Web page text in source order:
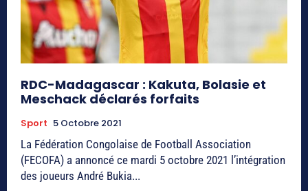
RDC-Madagascar : Kakuta, Bolasie et
Meschack déclarés forfaits
Sport 5 Octobre 2021
La Fédération Congolaise de Football Association
(FECOFA) a annoncé ce mardi 5 octobre 2021 l’intégration
des joueurs André Bukia...